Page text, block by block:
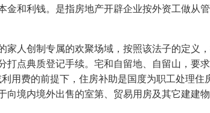
和利钱。是指房地产开辟企业按外资工做从
人创制专属的欢聚场域，按照该法子的定义
打点典质登记手续。宅和自留地、自留山，要
用费的前提下，住房补助是国度为职工处理住
境内境外出售的室第、贸易用房及其它建建物